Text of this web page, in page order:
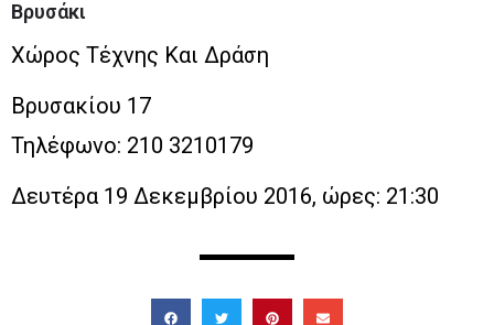
Βρυσάκι
Χώρος Τέχνης Και Δράση
Βρυσακίου 17
Τηλέφωνο: 210 3210179
Δευτέρα 19 Δεκεμβρίου 2016, ώρες: 21:30